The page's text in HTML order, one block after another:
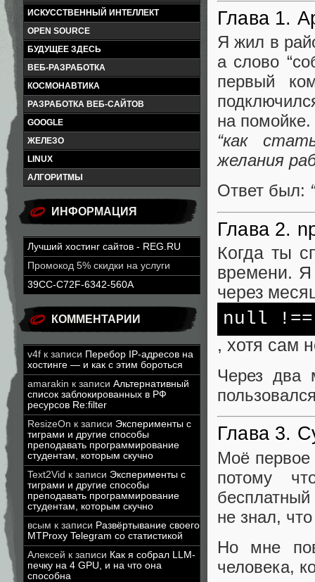
ИСКУССТВЕННЫЙ ИНТЕЛЛЕКТ
OPEN SOURCE
БУДУЩЕЕ ЗДЕСЬ
ВЕБ-РАЗРАБОТКА
КОСМОНАВТИКА
РАЗРАБОТКА ВЕБ-САЙТОВ
GOOGLE
ЖЕЛЕЗО
LINUX
АЛГОРИТМЫ
ИНФОРМАЦИЯ
Лучший хостинг сайтов - REG.RU
Промокод 5% скидки на услуги
39CC-C72F-6342-560A
КОММЕНТАРИИ
v4f к записи Перебор IP-адресов на
хостинге — и как с этим бороться
amarakin к записи Альтернативный
список заблокированных в РФ
ресурсов Re:filter
ResizeOn к записи Эксперименты с
тиграми и другие способы
преподавать программирование
студентам, которым скучно
Text2Vid к записи Эксперименты с
тиграми и другие способы
преподавать программирование
студентам, которым скучно
всым к записи Развёртывание своего
MTProxy Telegram со статистикой
Алексей к записи Как я собрал LLM-
печку на 4 GPU, и на что она
способна
Глава 1.
Я жил в
а слово
первый
на
“как
желания
Ответ был:
Глава 2.
Когда ты
времени. Я
через
null
, хотя сам
Через два
Глава 3.
Моё
потому
не знал,
Но мне
человека,